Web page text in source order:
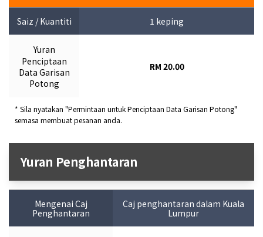
Saiz / Kuantiti 1 keping
Yuran
Penciptaan
Data Garisan
Potong
RM 20.00
* Sila nyatakan "Permintaan untuk Penciptaan Data Garisan Potong"
semasa membuat pesanan anda.
Yuran Penghantaran
Mengenai Caj
Penghantaran
Caj penghantaran dalam Kuala
Lumpur